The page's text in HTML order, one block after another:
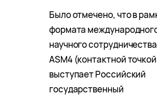
Было отмечено, что в
формата
научного сотрудничества
ASM4 (контактной точкой
выступает Российский
государственный